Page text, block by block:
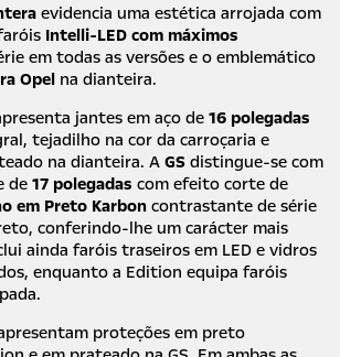
evidencia uma estética arrojada com
Intelli-LED com máximos
em todas as versões e o emblemático
Opel na dianteira.
jantes em aço de 16 polegadas
tejadilho na cor da carroçaria e
na dianteira. A GS distingue-se com
de 17 polegadas com efeito corte de
em Preto Karbon contrastante de série
conferindo-lhe um carácter mais
ainda faróis traseiros em LED e vidros
enquanto a Edition equipa faróis
proteções em preto